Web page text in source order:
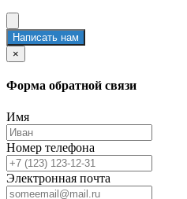
Написать нам
×
Форма обратной связи
Имя
Номер телефона
Электронная почта